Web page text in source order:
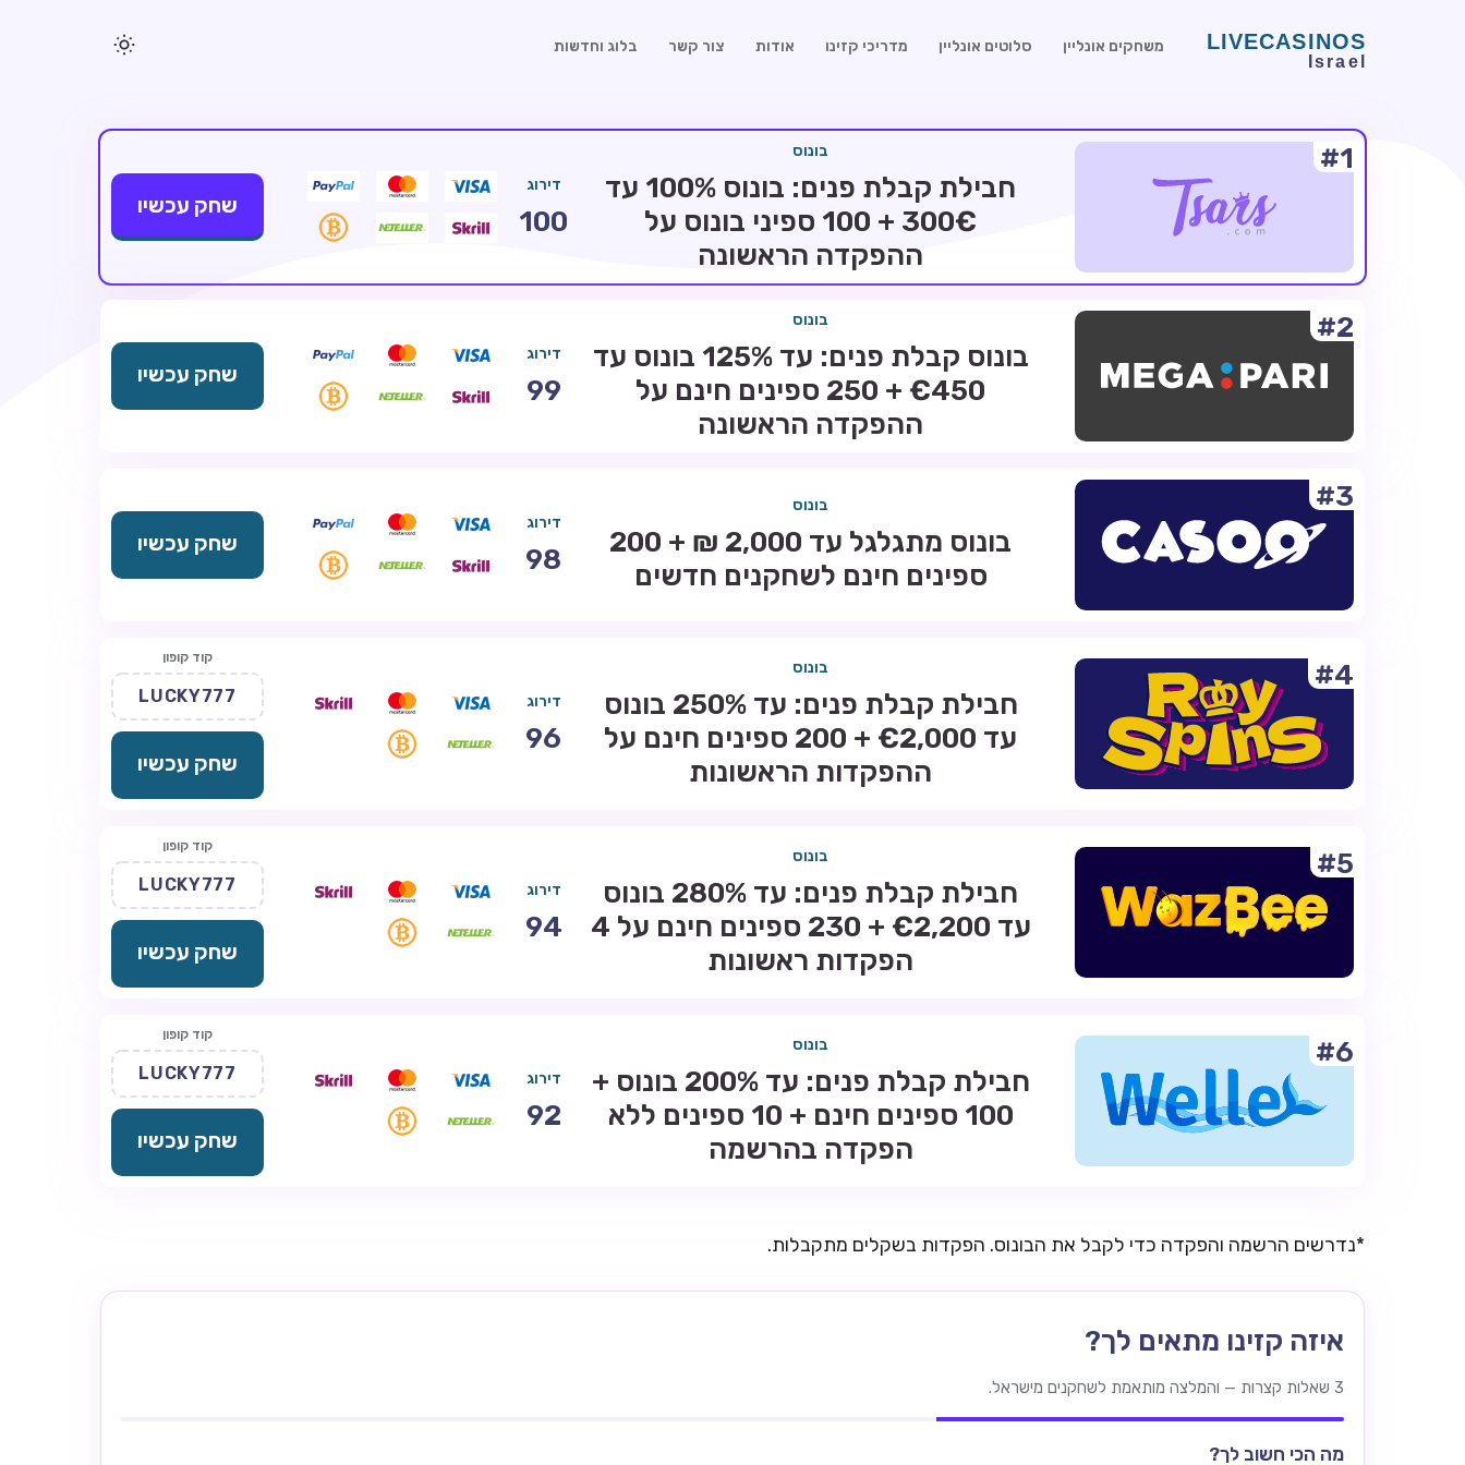
משחקים אונליין סלוטים אונליין מדריכי קזינו אודות צור קשר בלוג וחדשות
#1 בונוס
חבילת קבלת פנים: בונוס 100% עד
300€ + 100 ספיני בונוס על
ההפקדה הראשונה
דירוג
100
שחק עכשיו
#2 בונוס
בונוס קבלת פנים: עד 125% בונוס עד
€450 + 250 ספינים חינם על
ההפקדה הראשונה
דירוג
99
שחק עכשיו
#3 בונוס
בונוס מתגלגל עד 2,000 ₪ + 200
ספינים חינם לשחקנים חדשים
דירוג
98
שחק עכשיו
#4 בונוס
חבילת קבלת פנים: עד 250% בונוס
עד €2,000 + 200 ספינים חינם על
ההפקדות הראשונות
דירוג
96
קוד קופון
LUCKY777
שחק עכשיו
#5 בונוס
חבילת קבלת פנים: עד 280% בונוס
עד €2,200 + 230 ספינים חינם על 4
הפקדות ראשונות
דירוג
94
קוד קופון
LUCKY777
שחק עכשיו
#6 בונוס
חבילת קבלת פנים: עד 200% בונוס +
100 ספינים חינם + 10 ספינים ללא
הפקדה בהרשמה
דירוג
92
קוד קופון
LUCKY777
שחק עכשיו
*נדרשים הרשמה והפקדה כדי לקבל את הבונוס. הפקדות בשקלים מתקבלות.
איזה קזינו מתאים לך?
3 שאלות קצרות — והמלצה מותאמת לשחקנים מישראל.
מה הכי חשוב לך?